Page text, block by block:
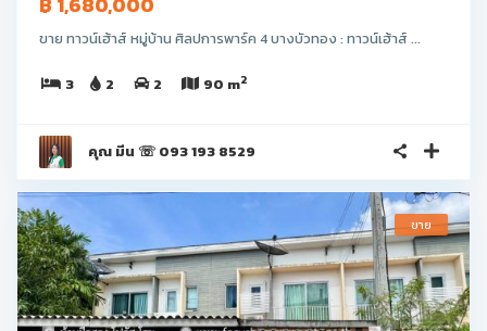
ขาย ทาวน์เฮ้าส์ หมู่บ้าน ศิลปการพาร์ค 4 บางบัวทอง : ทาวน์เฮ้าส์ ...
3 2 2 90 m2
คุณ มีน ☏ 093 193 8529
ขาย